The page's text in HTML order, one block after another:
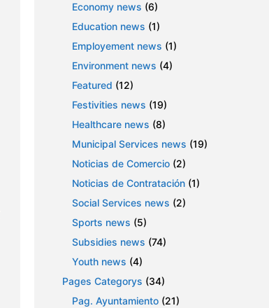
Economy news (6)
Education news (1)
Employement news (1)
Environment news (4)
Featured (12)
Festivities news (19)
Healthcare news (8)
Municipal Services news (19)
Noticias de Comercio (2)
Noticias de Contratación (1)
Social Services news (2)
Sports news (5)
Subsidies news (74)
Youth news (4)
Pages Categorys (34)
Pag. Ayuntamiento (21)